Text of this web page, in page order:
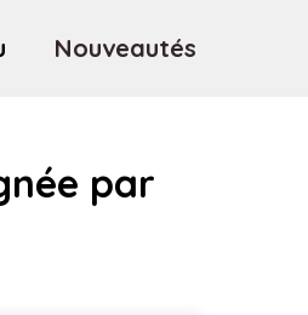
Nouveautés
par